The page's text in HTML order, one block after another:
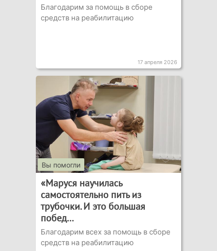
Благодарим за помощь в сборе
средств на реабилитацию
17 апреля 2026
Вы помогли
«Маруся научилась
самостоятельно пить из
трубочки. И это большая
побед...
Благодарим всех за помощь в сборе
средств на реабилитацию